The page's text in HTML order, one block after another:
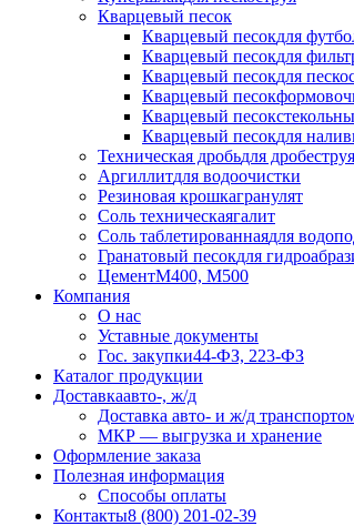
Кварцевый песок
Кварцевый песокдля
Кварцевый песокдля
Кварцевый песокдля
Кварцевый песок
Кварцевый песок
Кварцевый песокдля
Техническая дробьдля дробеструя
Аргиллитдля водоочистки
Резиновая крошкагранулят
Соль техническаягалит
Соль таблетированнаядля
Гранатовый песокдля
ЦементМ400, М500
Компания
О нас
Уставные документы
Гос. закупки44-ФЗ, 223-ФЗ
Каталог продукции
Доставкаавто-, ж/д
Доставка авто- и ж/д
МКР — выгрузка и хранение
Оформление заказа
Полезная информация
Способы оплаты
Контакты8 (800) 201-02-39